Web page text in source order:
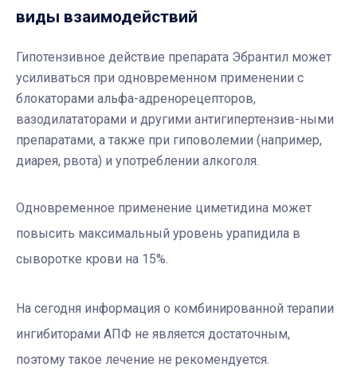
виды взаимодействий
Гипотензивное действие препарата Эбрантил может
усиливаться при одновременном применении с
блокаторами альфа-адренорецепторов,
вазодилататорами и другими антигипертензив-ными
препаратами, а также при гиповолемии (например,
диарея, рвота) и употреблении алкоголя.
Одновременное применение циметидина может
повысить максимальный уровень урапидила в
сыворотке крови на 15%.
На сегодня информация о комбинированной терапии
ингибиторами АПФ не является достаточным,
поэтому такое лечение не рекомендуется.